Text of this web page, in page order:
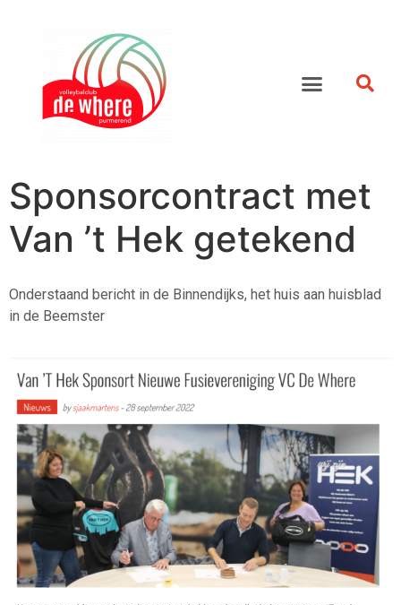
Sponsorcontract met
Van ’t Hek getekend
Onderstaand bericht in de Binnendijks, het huis aan huisblad
in de Beemster